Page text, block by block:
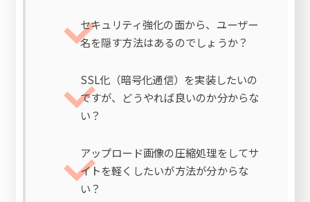
セキュリティ強化の面から、ユーザー
名を隠す方法はあるのでしょうか？
SSL化（暗号化通信）を実装したいの
ですが、どうやれば良いのか分からな
い？
アップロード画像の圧縮処理をしてサ
イトを軽くしたいが方法が分からな
い？